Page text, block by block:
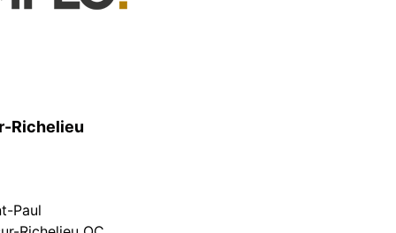
Richelieu
Paul